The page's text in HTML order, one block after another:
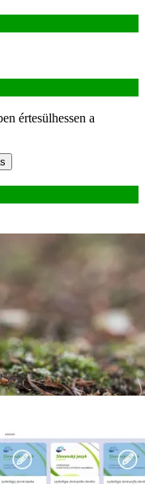
értesülhessen a